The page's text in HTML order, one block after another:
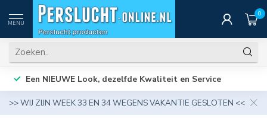
MENU
0
Een NIEUWE Look, dezelfde Kwaliteit en Service
>> WIJ ZIJN WEEK 33 EN 34 WEGENS VAKANTIE GESLOTEN <<